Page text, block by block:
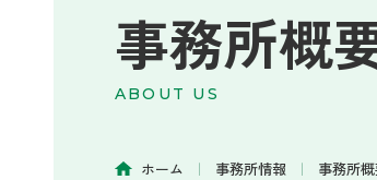
事務所概
ABOUT US
ホーム ｜ 事務所情報 ｜ 事務所